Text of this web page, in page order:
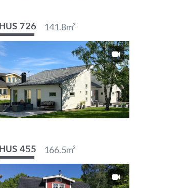
HUS 726 141.8m²
HUS 455 166.5m²